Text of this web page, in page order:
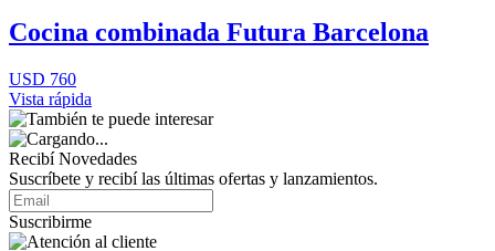
Cocina combinada Futura Barcelona
USD 760
Vista rápida
Recibí Novedades
Suscríbete y recibí las últimas ofertas y lanzamientos.
Suscribirme